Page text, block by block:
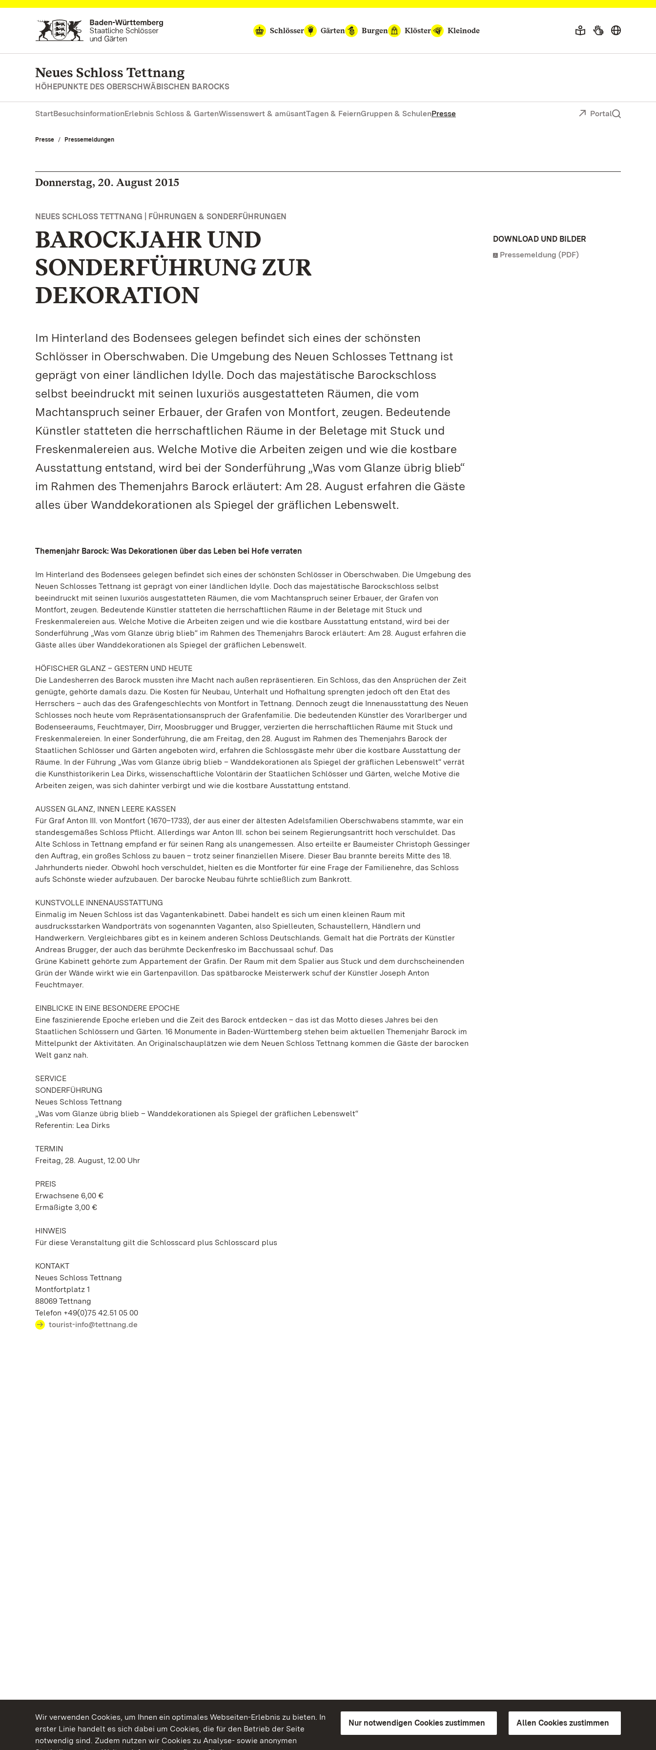
Wir verwenden Cookies, um Ihnen ein optimales Webseiten-Erlebnis zu bieten. In
erster Linie handelt es sich dabei um Cookies, die für den Betrieb der Seite
notwendig sind. Zudem nutzen wir Cookies zu Analyse- sowie anonymen
Nur notwendigen Cookies zustimmen Allen Cookies zustimmen
Zum Hauptinhalt springen
Schlösser
Gärten Burgen Klöster Kleinode
Neues Schloss Tettnang
HÖHEPUNKTE DES OBERSCHWÄBISCHEN BAROCKS
StartBesuchsinformationErlebnis Schloss & GartenWissenswert & amüsantTagen & FeiernGruppen & SchulenPresse Portal
Presse Pressemeldungen
Donnerstag, 20. August 2015
NEUES SCHLOSS TETTNANG | FÜHRUNGEN & SONDERFÜHRUNGEN
BAROCKJAHR UND
SONDERFÜHRUNG ZUR
DEKORATION
Im Hinterland des Bodensees gelegen befindet sich eines der schönsten
Schlösser in Oberschwaben. Die Umgebung des Neuen Schlosses Tettnang ist
geprägt von einer ländlichen Idylle. Doch das majestätische Barockschloss
selbst beeindruckt mit seinen luxuriös ausgestatteten Räumen, die vom
Machtanspruch seiner Erbauer, der Grafen von Montfort, zeugen. Bedeutende
Künstler statteten die herrschaftlichen Räume in der Beletage mit Stuck und
Freskenmalereien aus. Welche Motive die Arbeiten zeigen und wie die kostbare
Ausstattung entstand, wird bei der Sonderführung „Was vom Glanze übrig blieb“
im Rahmen des Themenjahrs Barock erläutert: Am 28. August erfahren die Gäste
alles über Wanddekorationen als Spiegel der gräflichen Lebenswelt.
Themenjahr Barock: Was Dekorationen über das Leben bei Hofe verraten
Im Hinterland des Bodensees gelegen befindet sich eines der schönsten Schlösser in Oberschwaben. Die Umgebung des
Neuen Schlosses Tettnang ist geprägt von einer ländlichen Idylle. Doch das majestätische Barockschloss selbst
beeindruckt mit seinen luxuriös ausgestatteten Räumen, die vom Machtanspruch seiner Erbauer, der Grafen von
Montfort, zeugen. Bedeutende Künstler statteten die herrschaftlichen Räume in der Beletage mit Stuck und
Freskenmalereien aus. Welche Motive die Arbeiten zeigen und wie die kostbare Ausstattung entstand, wird bei der
Sonderführung „Was vom Glanze übrig blieb“ im Rahmen des Themenjahrs Barock erläutert: Am 28. August erfahren die
Gäste alles über Wanddekorationen als Spiegel der gräflichen Lebenswelt.
HÖFISCHER GLANZ – GESTERN UND HEUTE
Die Landesherren des Barock mussten ihre Macht nach außen repräsentieren. Ein Schloss, das den Ansprüchen der Zeit
genügte, gehörte damals dazu. Die Kosten für Neubau, Unterhalt und Hofhaltung sprengten jedoch oft den Etat des
Herrschers – auch das des Grafengeschlechts von Montfort in Tettnang. Dennoch zeugt die Innenausstattung des Neuen
Schlosses noch heute vom Repräsentationsanspruch der Grafenfamilie. Die bedeutenden Künstler des Vorarlberger und
Bodenseeraums, Feuchtmayer, Dirr, Moosbrugger und Brugger, verzierten die herrschaftlichen Räume mit Stuck und
Freskenmalereien. In einer Sonderführung, die am Freitag, den 28. August im Rahmen des Themenjahrs Barock der
Staatlichen Schlösser und Gärten angeboten wird, erfahren die Schlossgäste mehr über die kostbare Ausstattung der
Räume. In der Führung „Was vom Glanze übrig blieb – Wanddekorationen als Spiegel der gräflichen Lebenswelt“ verrät
die Kunsthistorikerin Lea Dirks, wissenschaftliche Volontärin der Staatlichen Schlösser und Gärten, welche Motive die
Arbeiten zeigen, was sich dahinter verbirgt und wie die kostbare Ausstattung entstand.
AUSSEN GLANZ, INNEN LEERE KASSEN
Für Graf Anton III. von Montfort (1670–1733), der aus einer der ältesten Adelsfamilien Oberschwabens stammte, war ein
standesgemäßes Schloss Pflicht. Allerdings war Anton III. schon bei seinem Regierungsantritt hoch verschuldet. Das
Alte Schloss in Tettnang empfand er für seinen Rang als unangemessen. Also erteilte er Baumeister Christoph Gessinger
den Auftrag, ein großes Schloss zu bauen – trotz seiner finanziellen Misere. Dieser Bau brannte bereits Mitte des 18.
Jahrhunderts nieder. Obwohl hoch verschuldet, hielten es die Montforter für eine Frage der Familienehre, das Schloss
aufs Schönste wieder aufzubauen. Der barocke Neubau führte schließlich zum Bankrott.
KUNSTVOLLE INNENAUSSTATTUNG
Einmalig im Neuen Schloss ist das Vagantenkabinett. Dabei handelt es sich um einen kleinen Raum mit
ausdrucksstarken Wandporträts von sogenannten Vaganten, also Spielleuten, Schaustellern, Händlern und
Handwerkern. Vergleichbares gibt es in keinem anderen Schloss Deutschlands. Gemalt hat die Porträts der Künstler
Andreas Brugger, der auch das berühmte Deckenfresko im Bacchussaal schuf. Das
Grüne Kabinett gehörte zum Appartement der Gräfin. Der Raum mit dem Spalier aus Stuck und dem durchscheinenden
Grün der Wände wirkt wie ein Gartenpavillon. Das spätbarocke Meisterwerk schuf der Künstler Joseph Anton
Feuchtmayer.
EINBLICKE IN EINE BESONDERE EPOCHE
Eine faszinierende Epoche erleben und die Zeit des Barock entdecken – das ist das Motto dieses Jahres bei den
Staatlichen Schlössern und Gärten. 16 Monumente in Baden-Württemberg stehen beim aktuellen Themenjahr Barock im
Mittelpunkt der Aktivitäten. An Originalschauplätzen wie dem Neuen Schloss Tettnang kommen die Gäste der barocken
Welt ganz nah.
SERVICE
SONDERFÜHRUNG
Neues Schloss Tettnang
„Was vom Glanze übrig blieb – Wanddekorationen als Spiegel der gräflichen Lebenswelt“
Referentin: Lea Dirks
TERMIN
Freitag, 28. August, 12.00 Uhr
PREIS
Erwachsene 6,00 €
Ermäßigte 3,00 €
HINWEIS
Für diese Veranstaltung gilt die Schlosscard plus Schlosscard plus
KONTAKT
Neues Schloss Tettnang
Montfortplatz 1
88069 Tettnang
Telefon +49(0)75 42.51 05 00
tourist-info@tettnang.de
DOWNLOAD UND BILDER
Pressemeldung (PDF)